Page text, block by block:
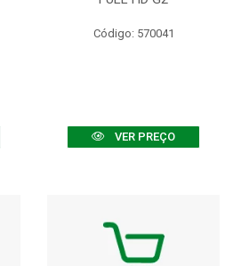
Código: 570041
VER PREÇO